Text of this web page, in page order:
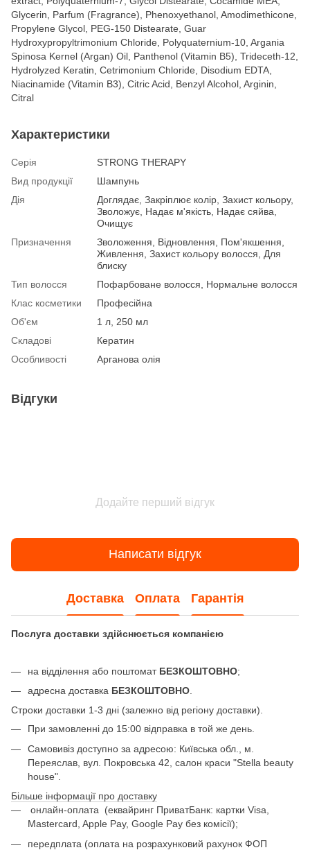
Glycerin, Parfum (Fragrance), Phenoxyethanol, Amodimethicone,
Propylene Glycol, PEG-150 Distearate, Guar
Hydroxypropyltrimonium Chloride, Polyquaternium-10, Argania
Spinosa Kernel (Argan) Oil, Panthenol (Vitamin B5), Trideceth-12,
Hydrolyzed Keratin, Cetrimonium Chloride, Disodium EDTA,
Niacinamide (Vitamin B3), Citric Acid, Benzyl Alcohol, Arginin,
Citral
Характеристики
Серія
STRONG THERAPY
Вид продукції
Шампунь
Дія
Доглядає, Закріплює колір, Захист кольору,
Зволожує, Надає м'якість, Надає сяйва,
Очищує
Призначення
Зволоження, Відновлення, Пом'якшення,
Живлення, Захист кольору волосся, Для
блиску
Тип волосся
Пофарбоване волосся, Нормальне волосся
Клас косметики
Професійна
Об'єм
1 л, 250 мл
Складові
Кератин
Особливості
Арганова олія
Відгуки
Додайте перший відгук
Написати відгук
Доставка Оплата Гарантія
Послуга доставки здійснюється компанією
на відділення або поштомат БЕЗКОШТОВНО;
адресна доставка БЕЗКОШТОВНО
Строки доставки 1-3 дні (залежно від регіону доставки).
При замовленні до 15:00 відправка в той же день.
Самовивіз доступно за адресою: Київська обл., м.
Переяслав, вул. Покровська 42, салон краси "Stella beauty
house".
Більше інформації про доставку
онлайн-оплата
(еквайринг ПриватБанк: картки Visa,
Mastercard, Apple Pay, Google Pay без комісії);
передплата (оплата на розрахунковий рахунок ФОП